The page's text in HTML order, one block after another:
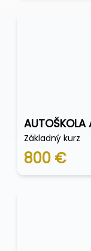
AUTOŠKOLA
Základný kurz
800 €